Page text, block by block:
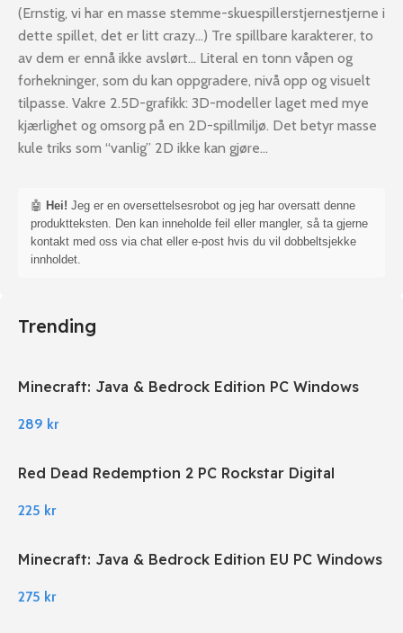
(Ernstig, vi har en masse stemme-skuespillerstjernestjerne i
dette spillet, det er litt crazy…) Tre spillbare karakterer, to
av dem er ennå ikke avslørt… Literal en tonn våpen og
forhekninger, som du kan oppgradere, nivå opp og visuelt
tilpasse. Vakre 2.5D-grafikk: 3D-modeller laget med mye
kjærlighet og omsorg på en 2D-spillmiljø. Det betyr masse
kule triks som “vanlig” 2D ikke kan gjøre…
🤖 Hei! Jeg er en oversettelsesrobot og jeg har oversatt denne
produktteksten. Den kan inneholde feil eller mangler, så ta gjerne
kontakt med oss via chat eller e-post hvis du vil dobbeltsjekke
innholdet.
Trending
Minecraft: Java & Bedrock Edition PC Windows
289 kr
Red Dead Redemption 2 PC Rockstar Digital
225 kr
Minecraft: Java & Bedrock Edition EU PC Windows
275 kr